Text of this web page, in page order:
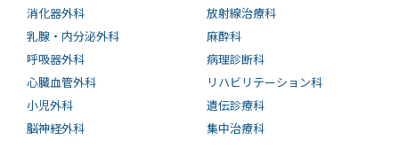
消化器外科
乳腺・内分泌外科
呼吸器外科
心臓血管外科
小児外科
脳神経外科
放射線治療科
麻酔科
病理診断科
リハビリテーション科
遺伝診療科
集中治療科